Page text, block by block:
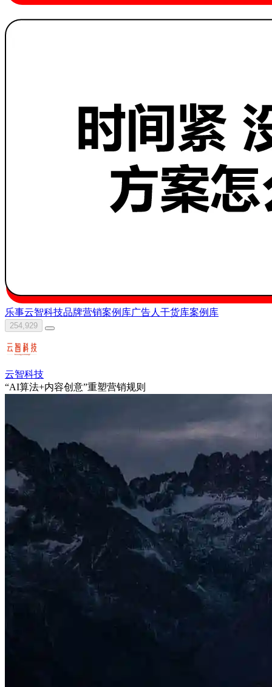
乐事云智科技品牌营销案例库广告人干货库案例库
254,929
云智科技
“AI算法+内容创意”重塑营销规则